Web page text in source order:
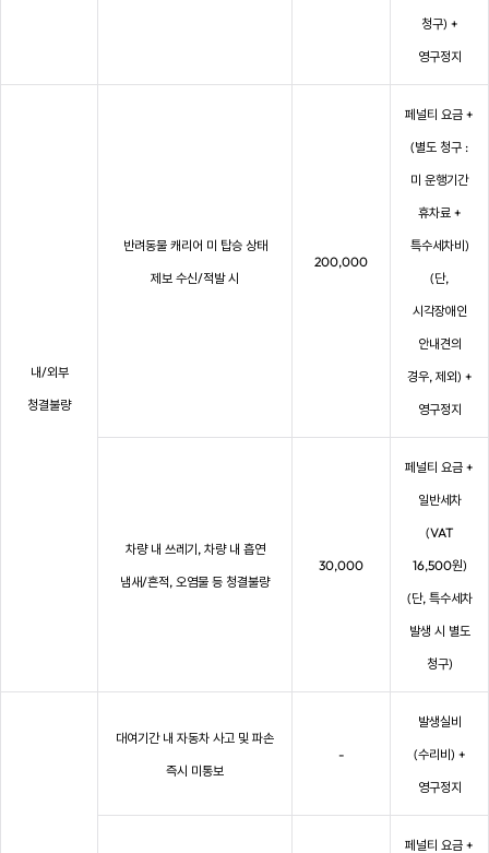
청구) +
영구정지
내/외부
청결불량
반려동물 캐리어 미 탑승 상태
제보 수신/적발 시
200,000
페널티 요금 +
(별도 청구 :
미 운행기간
휴차료 +
특수세차비)
(단,
시각장애인
안내견의
경우, 제외) +
영구정지
차량 내 쓰레기, 차량 내 흡연
냄새/흔적, 오염물 등 청결불량
30,000
페널티 요금 +
일반세차
(VAT
16,500원)
(단, 특수세차
발생 시 별도
청구)
대여기간 내 자동차 사고 및 파손
즉시 미통보
-
발생실비
(수리비) +
영구정지
페널티 요금 +